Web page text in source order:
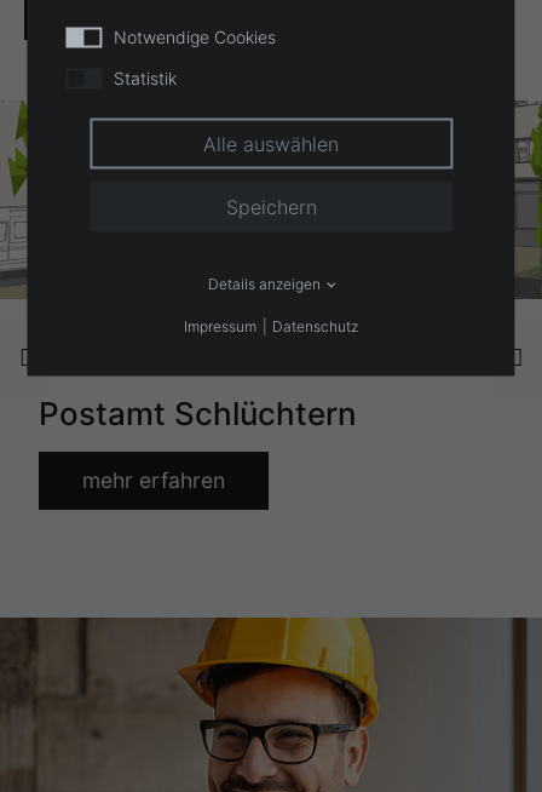
Postamt Schlüchtern
mehr erfahren
Notwendige Cookies
Statistik
Alle auswählen
Speichern
Details anzeigen
Impressum Datenschutz